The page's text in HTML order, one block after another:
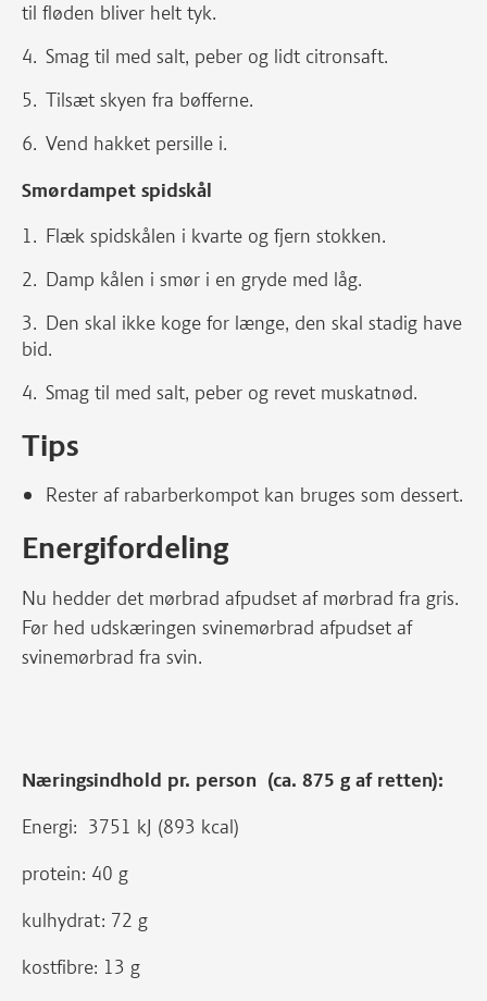
til fløden bliver helt tyk.
Smag til med salt, peber og lidt citronsaft.
Tilsæt skyen fra bøfferne.
Vend hakket persille i.
Smørdampet spidskål
Flæk spidskålen i kvarte og fjern stokken.
Damp kålen i smør i en gryde med låg.
Den skal ikke koge for længe, den skal stadig have
bid.
Smag til med salt, peber og revet muskatnød.
Tips
Rester af rabarberkompot kan bruges som dessert.
Energifordeling
Nu hedder det mørbrad afpudset af mørbrad fra gris.
Før hed udskæringen svinemørbrad afpudset af
svinemørbrad fra svin.
Næringsindhold pr. person (ca. 875 g af retten):
Energi: 3751 kJ (893 kcal)
protein: 40 g
kulhydrat: 72 g
kostfibre: 13 g